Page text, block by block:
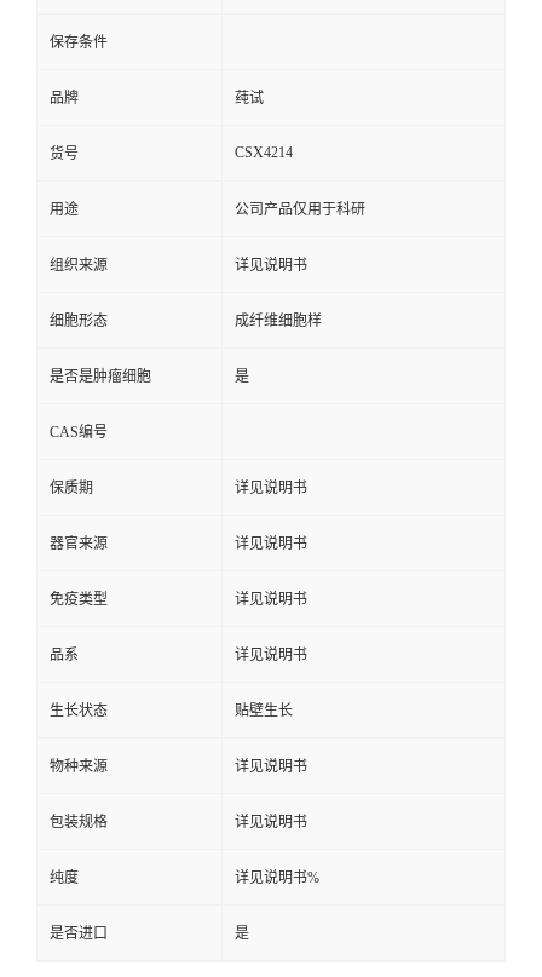
保存条件
品牌 莼试
货号 CSX4214
用途 公司产品仅用于科研
组织来源 详见说明书
细胞形态 成纤维细胞样
是否是肿瘤细胞 是
CAS编号
保质期 详见说明书
器官来源 详见说明书
免疫类型 详见说明书
品系 详见说明书
生长状态 贴壁生长
物种来源 详见说明书
包装规格 详见说明书
纯度 详见说明书%
是否进口 是